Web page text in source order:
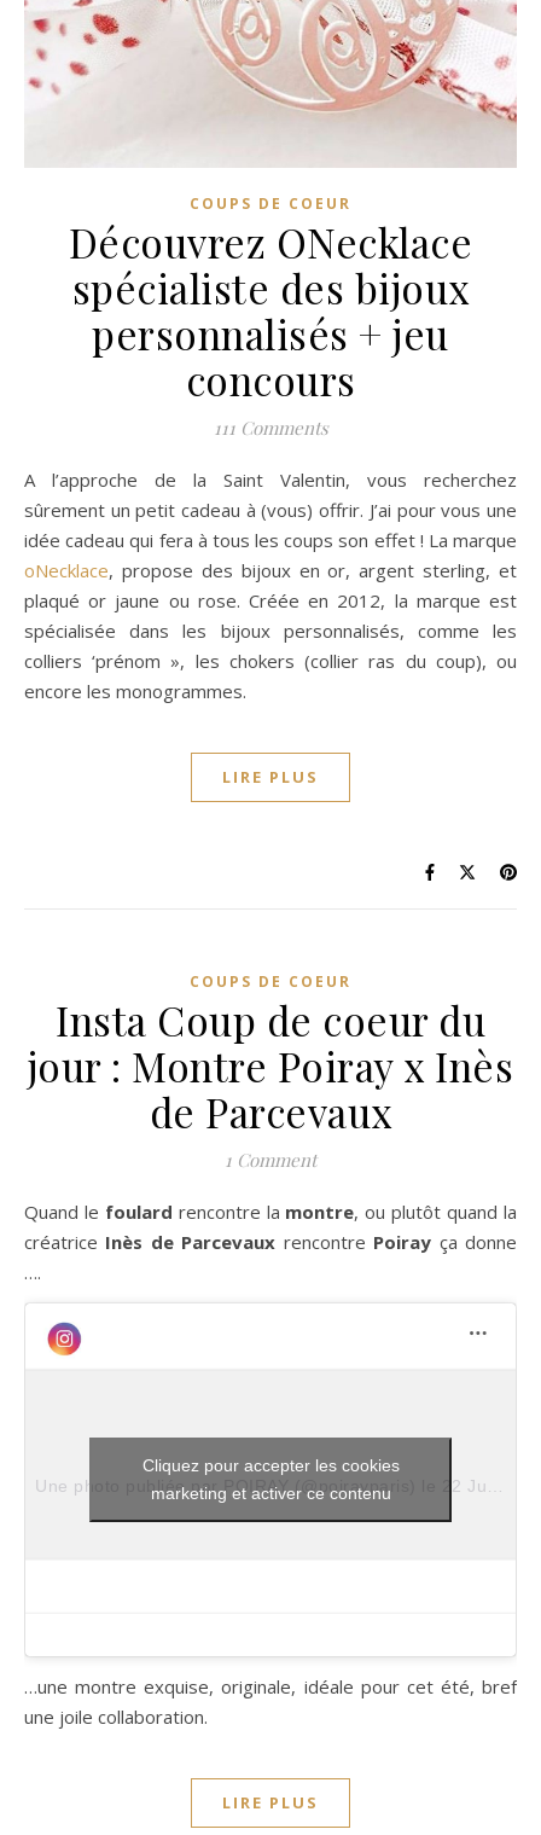
COUPS DE COEUR
Découvrez ONecklace
spécialiste des bijoux
personnalisés + jeu
concours
111 Comments
A l’approche de la Saint Valentin, vous recherchez
sûrement un petit cadeau à (vous) offrir. J’ai pour vous une
idée cadeau qui fera à tous les coups son effet ! La marque
oNecklace, propose des bijoux en or, argent sterling, et
plaqué or jaune ou rose. Créée en 2012, la marque est
spécialisée dans les bijoux personnalisés, comme les
colliers ‘prénom », les chokers (collier ras du coup), ou
encore les monogrammes.
LIRE PLUS
COUPS DE COEUR
Insta Coup de coeur du
jour : Montre Poiray x Inès
de Parcevaux
1 Comment
Quand le foulard rencontre la montre, ou plutôt quand la
créatrice Inès de Parcevaux rencontre Poiray ça donne
….
Une photo publiée par POIRAY (@poirayparis) 22 Juil. 2016 à 8h37 PDT
Cliquez pour accepter les cookies
marketing et activer ce contenu
…une montre exquise, originale, idéale pour cet été, bref
une joile collaboration.
LIRE PLUS